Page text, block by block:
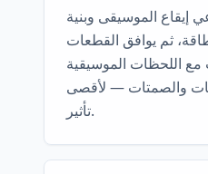
إيقاع الموسيقى وبنية
ثم يوافق القطعات
مع اللحظات الموسيقية
والصمتات — لأقصى
تأثير.